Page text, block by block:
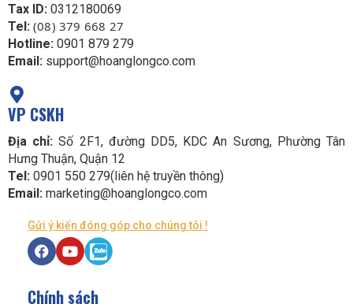
Tax ID: 0312180069
Tel: (08) 379 668 27
Hotline: 0901 879 279
Email: support@hoanglongco.com
VP CSKH
Địa chỉ: Số 2F1, đường DD5, KDC An Sương, Phường Tân
Hưng Thuận, Quận 12
Tel: 0901 550 279(liên hệ truyền thông)
Email: marketing@hoanglongco.com
Gửi ý kiến đóng góp cho chúng tôi !
Chính sách